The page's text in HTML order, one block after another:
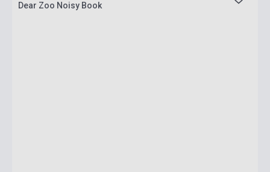
Dear Zoo Noisy Book